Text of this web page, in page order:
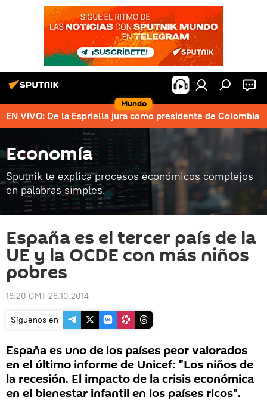
Mundo
EN VIVO: De la Espriella jura como presidente de Colombia
Economía
Sputnik te explica procesos económicos complejos
en palabras simples.
España es el tercer país de la
UE y la OCDE con más niños
pobres
16:20 GMT 28.10.2014
Síguenos en
España es uno de los países peor valorados
en el último informe de Unicef: "Los niños de
la recesión. El impacto de la crisis económica
en el bienestar infantil en los países ricos".